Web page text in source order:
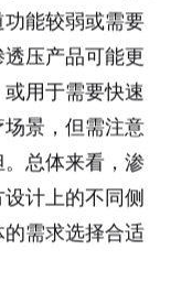
能较弱或需要
压产品可能更
用于需要快速
景，但需注意
总体来看，渗
计上的不同侧
需求选择合适